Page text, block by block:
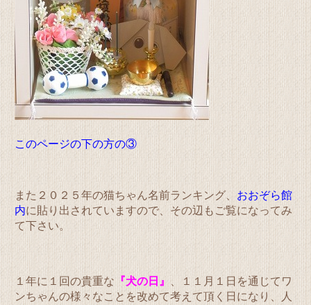
このページの下の方の③
また２０２５年の猫ちゃん名前ランキング、 おおぞら館
内に貼り出されていますので、その辺もご覧になってみ
て下さい。
１年に１回の貴重な 『犬の日』
、１１月１日を通じてワ
ンちゃんの様々なことを改めて考えて頂く日になり、人